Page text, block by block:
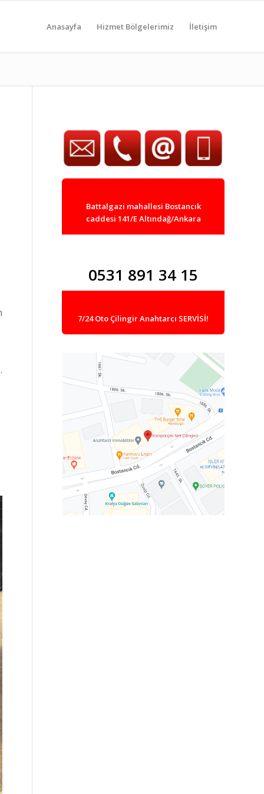
Anasayfa Hizmet Bölgelerimiz İletişim
Battalgazi mahallesi Bostancık
caddesi 141/E Altındağ/Ankara
0531 891 34 15
7/24 Oto Çilingir Anahtarcı SERVİSİ!